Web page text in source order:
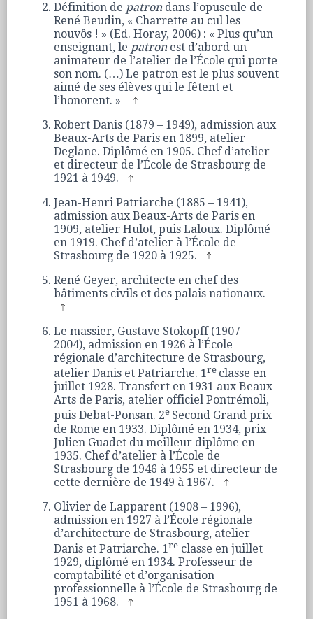
Définition de patron dans l’opuscule de
René Beudin, « Charrette au cul les
nouvôs ! » (Ed. Horay, 2006) : « Plus qu’un
enseignant, le patron est d’abord un
animateur de l’atelier de l’École qui porte
son nom. (…) Le patron est le plus souvent
aimé de ses élèves qui le fêtent et
l’honorent. »
Robert Danis (1879 – 1949), admission aux
Beaux-Arts de Paris en 1899, atelier
Deglane. Diplômé en 1905. Chef d’atelier
et directeur de l’École de Strasbourg de
1921 à 1949.
Jean-Henri Patriarche (1885 – 1941),
admission aux Beaux-Arts de Paris en
1909, atelier Hulot, puis Laloux. Diplômé
en 1919. Chef d’atelier à l’École de
Strasbourg de 1920 à 1925.
René Geyer, architecte en chef des
bâtiments civils et des palais nationaux.
Le massier, Gustave Stokopff (1907 –
2004), admission en 1926 à l’École
régionale d’architecture de Strasbourg,
atelier Danis et Patriarche. 1re classe en
juillet 1928. Transfert en 1931 aux Beaux-
Arts de Paris, atelier officiel Pontrémoli,
puis Debat-Ponsan. 2e Second Grand prix
de Rome en 1933. Diplômé en 1934, prix
Julien Guadet du meilleur diplôme en
1935. Chef d’atelier à l’École de
Strasbourg de 1946 à 1955 et directeur de
cette dernière de 1949 à 1967.
Olivier de Lapparent (1908 – 1996),
admission en 1927 à l’École régionale
d’architecture de Strasbourg, atelier
Danis et Patriarche. 1re classe en juillet
1929, diplômé en 1934. Professeur de
comptabilité et d’organisation
professionnelle à l’École de Strasbourg de
1951 à 1968.